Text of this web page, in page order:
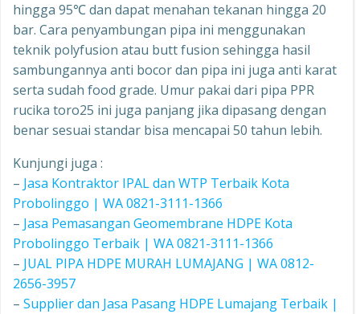
hingga 95℃ dan dapat menahan tekanan hingga 20
bar. Cara penyambungan pipa ini menggunakan
teknik polyfusion atau butt fusion sehingga hasil
sambungannya anti bocor dan pipa ini juga anti karat
serta sudah food grade. Umur pakai dari pipa PPR
rucika toro25 ini juga panjang jika dipasang dengan
benar sesuai standar bisa mencapai 50 tahun lebih.
Kunjungi juga :
– Jasa Kontraktor IPAL dan WTP Terbaik Kota
Probolinggo | WA 0821-3111-1366
– Jasa Pemasangan Geomembrane HDPE Kota
Probolinggo Terbaik | WA 0821-3111-1366
– JUAL PIPA HDPE MURAH LUMAJANG | WA 0812-
2656-3957
– Supplier dan Jasa Pasang HDPE Lumajang Terbaik |